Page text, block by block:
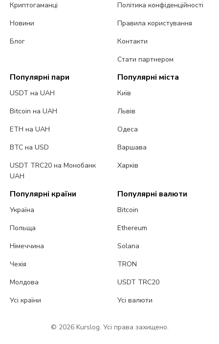
Криптогаманці
Новини
Блог
Політика конфіденційності
Правила користування
Контакти
Стати партнером
Популярні пари
USDT на UAH
Bitcoin на UAH
ETH на UAH
BTC на USD
USDT TRC20 на Монобанк
UAH
Популярні міста
Київ
Львів
Одеса
Варшава
Харків
Популярні країни
Україна
Польща
Німеччина
Чехія
Молдова
Усі країни
Популярні валюти
Bitcoin
Ethereum
Solana
TRON
USDT TRC20
Усі валюти
© 2026 Kurslog. Усі права захищено.